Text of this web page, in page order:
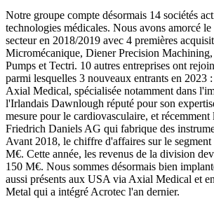
Notre groupe compte désormais 14 sociétés
technologies médicales. Nous avons amorcé
secteur en 2018/2019 avec 4 premières
Micromécanique, Diener Precision
Pumps et Tectri. 10 autres entreprises ont
parmi lesquelles 3 nouveaux entrants en 2023
Axial Medical, spécialisée notamment dans
l'Irlandais Dawnlough réputé pour son
mesure pour le cardiovasculaire, et récemment
Friedrich Daniels AG qui fabrique des
Avant 2018, le chiffre d'affaires sur le segment
M€. Cette année, les revenus de la division
150 M€. Nous sommes désormais bien
aussi présents aux USA via Axial Medical et
Metal qui a intégré Acrotec l'an dernier.